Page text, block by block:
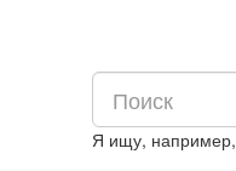
Я ищу, например,